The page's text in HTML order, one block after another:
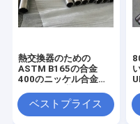
熱交換器のための
ASTM B165の合金
400のニッケル合金の
い管ベストプライス